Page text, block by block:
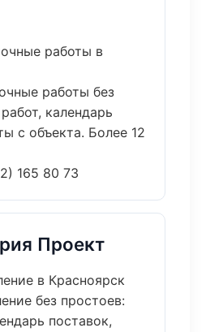
работы в
работы без
календарь
с объекта. Более 12
165 80 73
Проект
в Красноярск
без простоев:
поставок,